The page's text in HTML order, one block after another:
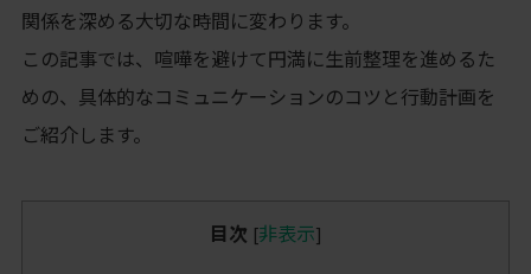
関係を深める大切な時間に変わります。
この記事では、喧嘩を避けて円満に生前整理を進めるた
めの、具体的なコミュニケーションのコツと行動計画を
ご紹介します。
目次 [非表示]